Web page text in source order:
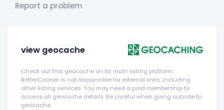
Report a problem
view geocache
Check out this geocache on its main listing platform.
BetterCacher is not responsible for external links, including
other listing services. You may need a paid membership to
access all geocache details. Be careful when going outside to
geocache.